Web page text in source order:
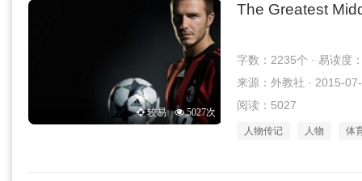
较易 5027次
The Greatest
字数：2235个 · 易读度
来源：外教社 · 2015-
阅读：5027
人物传记 人物 体